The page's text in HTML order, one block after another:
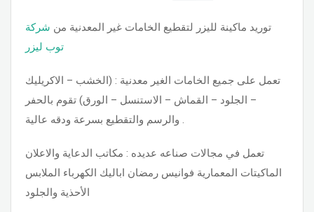
توريد ماكينة لليزر لتقطيع الخامات غير المعدنية من شركة
توب ليزر
تعمل على جميع الخامات الغير معدنية : (الخشب – الاكريليك
– الجلود – القماش – الاستنسل – الورق) تقوم بالحفر
والرسم والتقطيع بسرعة ودقه عالية .
تعمل في مجالات صناعه عديده : مكاتب الدعاية والاعلان
الماكيتات المعمارية فوانيس رمضان اباليك الكهرباء الملابس
الأحذية والجلود